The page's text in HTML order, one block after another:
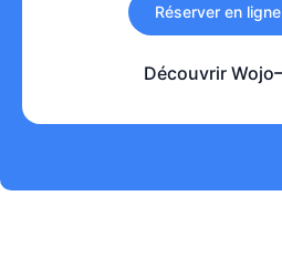
Réserver en ligne
Découvrir Wojo